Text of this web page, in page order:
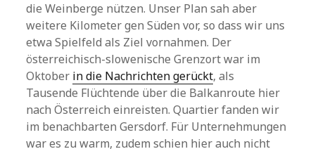
die Weinberge nützen. Unser Plan sah aber
weitere Kilometer gen Süden vor, so dass wir uns
etwa Spielfeld als Ziel vornahmen. Der
österreichisch-slowenische Grenzort war im
Oktober in die Nachrichten gerückt, als
Tausende Flüchtende über die Balkanroute hier
nach Österreich einreisten. Quartier fanden wir
im benachbarten Gersdorf. Für Unternehmungen
war es zu warm, zudem schien hier auch nicht